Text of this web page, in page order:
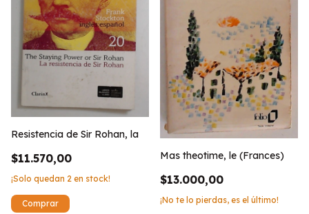
Resistencia de Sir Rohan, la
$11.570,00
¡Solo quedan 2 en stock!
Mas theotime, le (Frances)
$13.000,00
¡No te lo pierdas, es el último!